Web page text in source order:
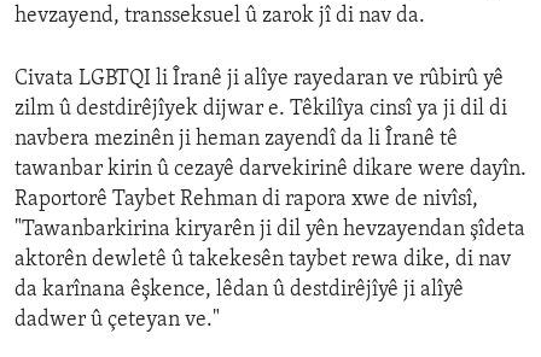
hevzayend, transseksuel û zarok jî di nav da.
Civata LGBTQI li Îranê ji alîye rayedaran ve rûbirû yê
zilm û destdirêjîyek dijwar e. Têkilîya cinsî ya ji dil di
navbera mezinên ji heman zayendî da li Îranê tê
tawanbar kirin û cezayê darvekirinê dikare were dayîn.
Raportorê Taybet Rehman di rapora xwe de nivîsî,
"Tawanbarkirina kiryarên ji dil yên hevzayendan şîdeta
aktorên dewletê û takekesên taybet rewa dike, di nav
da karînana êşkence, lêdan û destdirêjîyê ji alîyê
dadwer û çeteyan ve."